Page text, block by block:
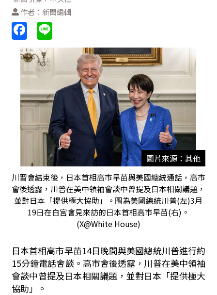
作者：新聞編輯
圖片來源：其他
川習會結束後，日本首相高市早苗與美國總統通話，高市
會後透露，川普在美中領袖會談中曾提及日本相關議題，
並對日本「提供極大協助」。圖為美國總統川普(左)3月
19日在白宮會見來訪的日本首相高市早苗(右)。
(X@White House)
日本首相高市早苗14日晚間與美國總統川普進行約
15分鐘電話會談。高市會後透露，川普在美中領袖
會談中曾提及日本相關議題，並對日本「提供極大
協助」。